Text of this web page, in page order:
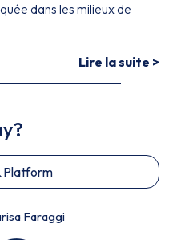
dans les milieux de
Lire la suite >
Platform
Faraggi